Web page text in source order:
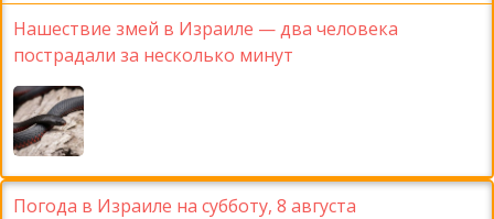
Нашествие змей в Израиле — два человека
пострадали за несколько минут
Погода в Израиле на субботу, 8 августа